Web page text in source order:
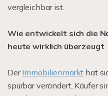
vergleichbar ist.
Wie entwickelt sich die
heute wirklich überzeugt
DerImmobilienmarkt hat
spürbar verändert. Käufer